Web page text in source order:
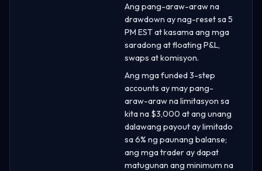
Ang pang-araw-araw na
drawdown ay nag-reset sa 5
PM EST at kasama ang mga
saradong at floating P&L,
swaps at komisyon.
Ang mga funded 3-step
accounts ay may pang-
araw-araw na limitasyon sa
kita na $3,000 at ang unang
dalawang payout ay limitado
sa 6% ng paunang balanse;
ang mga trader ay dapat
matugunan ang minimum na